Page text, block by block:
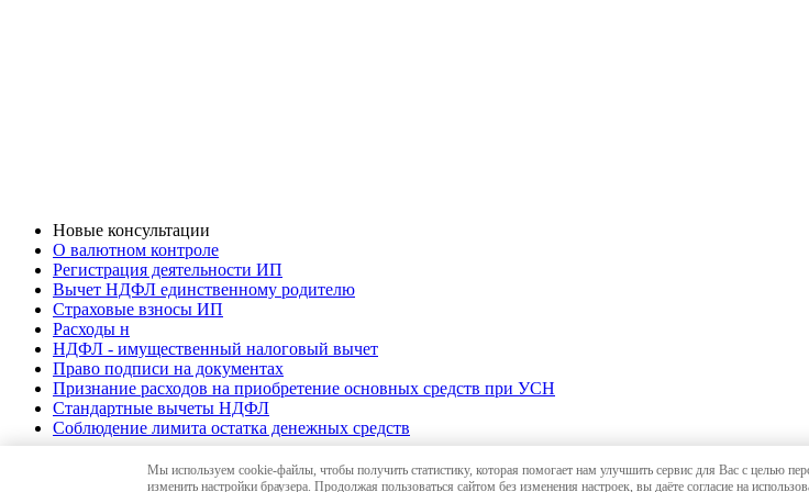
Новые консультации
О валютном контроле
Регистрация деятельности ИП
Вычет НДФЛ единственному родителю
Страховые взносы ИП
Расходы н
НДФЛ - имущественный налоговый вычет
Право подписи на документах
Признание расходов на приобретение основных средств при УСН
Стандартные вычеты НДФЛ
Соблюдение лимита остатка денежных средств
© 2010-26 «Краснодар-Аудит»,аудиторские услуги в Краснодаре,карта сайта
Мы используем cookie-файлы, чтобы получить статистику, которая помогает нам улучшить сервис для Вас с целью
изменить настройки браузера. Продолжая пользоваться сайтом без изменения настроек, вы даёте согласие на